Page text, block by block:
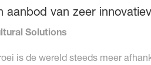
aanbod van zeer
Solutions
is de wereld steeds meer